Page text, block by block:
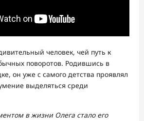
человек, чей путь к
поворотов. Родившись в
он уже с самого детства проявлял
выделяться среди
в жизни Олега стало его